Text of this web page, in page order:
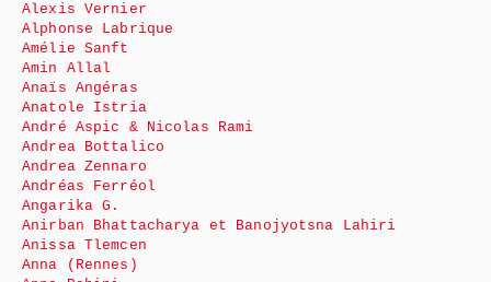
Alexis Vernier
Alphonse Labrique
Amélie Sanft
Amin Allal
Anaïs Angéras
Anatole Istria
André Aspic & Nicolas Rami
Andrea Bottalico
Andrea Zennaro
Andréas Ferréol
Angarika G.
Anirban Bhattacharya et Banojyotsna Lahiri
Anissa Tlemcen
Anna (Rennes)